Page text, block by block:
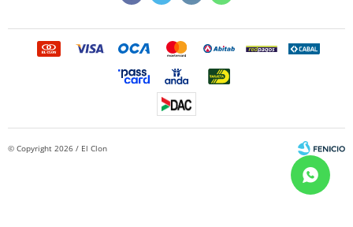
© Copyright 2026 / El Clon